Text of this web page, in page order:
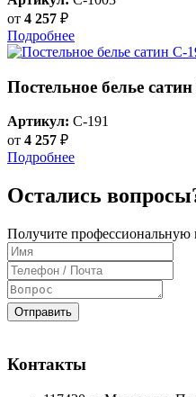
от 4 257 ₽
Подробнее
Постельное белье
Артикул: C-191
от 4 257 ₽
Подробнее
Остались
Получите профессиональную
Отправить
Контакты